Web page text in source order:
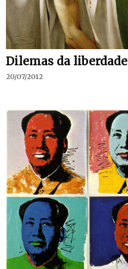
Dilemas da liberdade
20/07/2012